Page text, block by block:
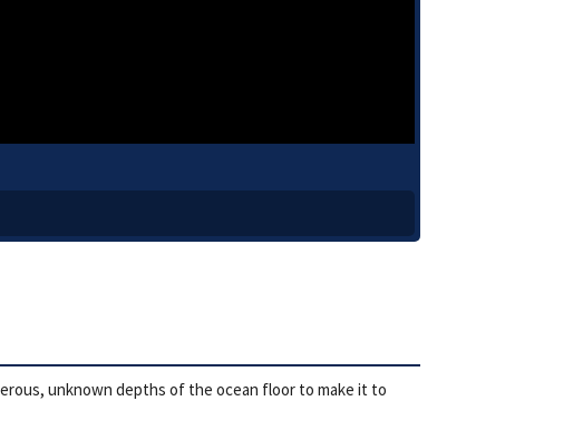
unknown depths of the ocean floor to make it to